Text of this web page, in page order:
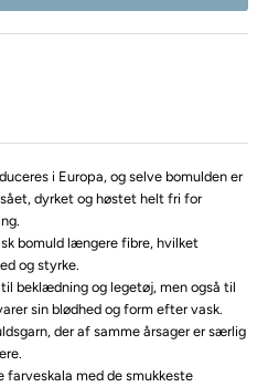
i Europa, og selve bomulden er
dyrket og høstet helt fri for
bomuld længere fibre, hvilket
og styrke.
beklædning og legetøj, men også til
sin blødhed og form efter vask.
der af samme årsager er særlig
farveskala med de smukkeste